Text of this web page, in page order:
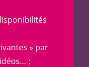
» par
;